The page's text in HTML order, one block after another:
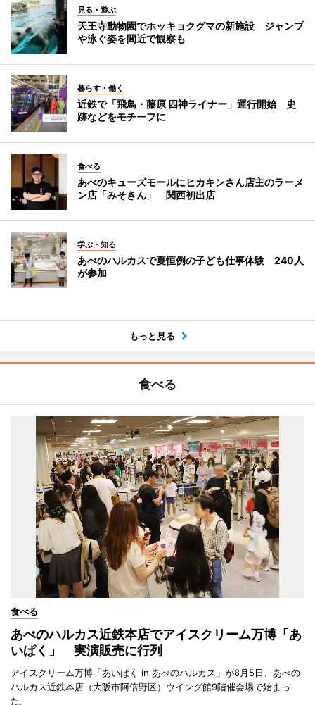
見る・遊ぶ
天王寺動物園でホッキョクグマの新施設 ジャンプ
や泳ぐ姿を間近で観察も
暮らす・働く
近鉄で「飛鳥・藤原 四神ライナー」運行開始 史
跡などをモチーフに
食べる
あべのキューズモールにヒカキンさん店主のラーメ
ン店「みそきん」 関西初出店
学ぶ・知る
あべのハルカスで夏恒例の子ども仕事体験 240人
が参加
もっと見る
食べる
食べる
あべのハルカス近鉄本店でアイスクリーム万博「あ
いぱく」 実演販売に行列
アイスクリーム万博「あいぱく in あべのハルカス」が8月5日、あべの
ハルカス近鉄本店（大阪市阿倍野区）ウイング館9階催会場で始まっ
た。